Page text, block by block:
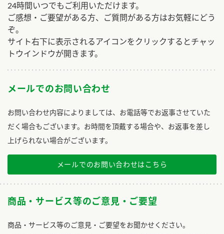
24時間いつでもご利用いただけます。
ご感想・ご要望がある方、ご質問がある方はお気軽にどう
ぞ。
サイト右下に表示されるアイコンをクリックするとチャッ
トウインドウが開きます。
メールでのお問い合わせ
お問い合わせ内容によりましては、お電話等でお返事させていた
だく場合もございます。お時間を頂戴する場合や、お返事を差し
上げられない場合がございます。
メールでのお問い合わせはこちら
商品・サービス等のご意見・ご要望
商品・サービス等のご意見・ご要望をお聞かせください。